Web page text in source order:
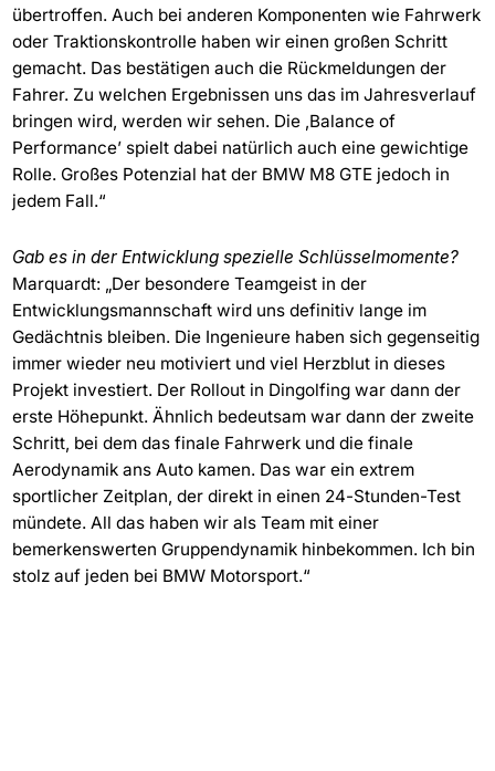
übertroffen. Auch bei anderen Komponenten wie Fahrwerk
oder Traktionskontrolle haben wir einen großen Schritt
gemacht. Das bestätigen auch die Rückmeldungen der
Fahrer. Zu welchen Ergebnissen uns das im Jahresverlauf
bringen wird, werden wir sehen. Die ‚Balance of
Performance’ spielt dabei natürlich auch eine gewichtige
Rolle. Großes Potenzial hat der BMW M8 GTE jedoch in
jedem Fall.“
Gab es in der Entwicklung spezielle Schlüsselmomente?
Marquardt: „Der besondere Teamgeist in der
Entwicklungsmannschaft wird uns definitiv lange im
Gedächtnis bleiben. Die Ingenieure haben sich gegenseitig
immer wieder neu motiviert und viel Herzblut in dieses
Projekt investiert. Der Rollout in Dingolfing war dann der
erste Höhepunkt. Ähnlich bedeutsam war dann der zweite
Schritt, bei dem das finale Fahrwerk und die finale
Aerodynamik ans Auto kamen. Das war ein extrem
sportlicher Zeitplan, der direkt in einen 24-Stunden-Test
mündete. All das haben wir als Team mit einer
bemerkenswerten Gruppendynamik hinbekommen. Ich bin
stolz auf jeden bei BMW Motorsport.“